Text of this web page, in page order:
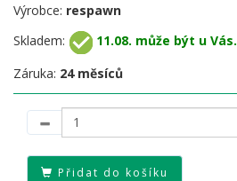
Výrobce: respawn
Skladem:
11.08. může být u Vás.
Záruka: 24 měsíců
Přidat do košíku